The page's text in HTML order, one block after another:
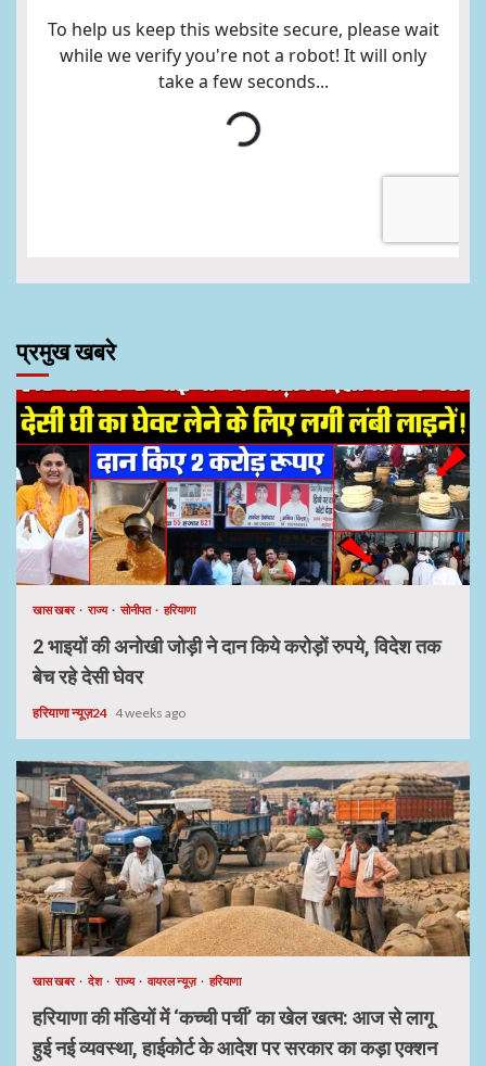
प्रमुख खबरे
खास खबर राज्य सोनीपत हरियाणा
2 भाइयों की अनोखी जोड़ी ने दान किये करोड़ों रुपये, विदेश तक
बेच रहे देसी घेवर
हरियाणा न्यूज़24 4 weeks ago
खास खबर देश राज्य वायरल न्यूज़ हरियाणा
हरियाणा की मंडियों में ‘कच्ची पर्ची’ का खेल खत्म: आज से लागू
हुई नई व्यवस्था, हाईकोर्ट के आदेश पर सरकार का कड़ा एक्शन